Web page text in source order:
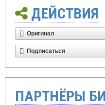
ДЕЙСТВИЯ
Оригинал
Подписаться
ПАРТНЁРЫ